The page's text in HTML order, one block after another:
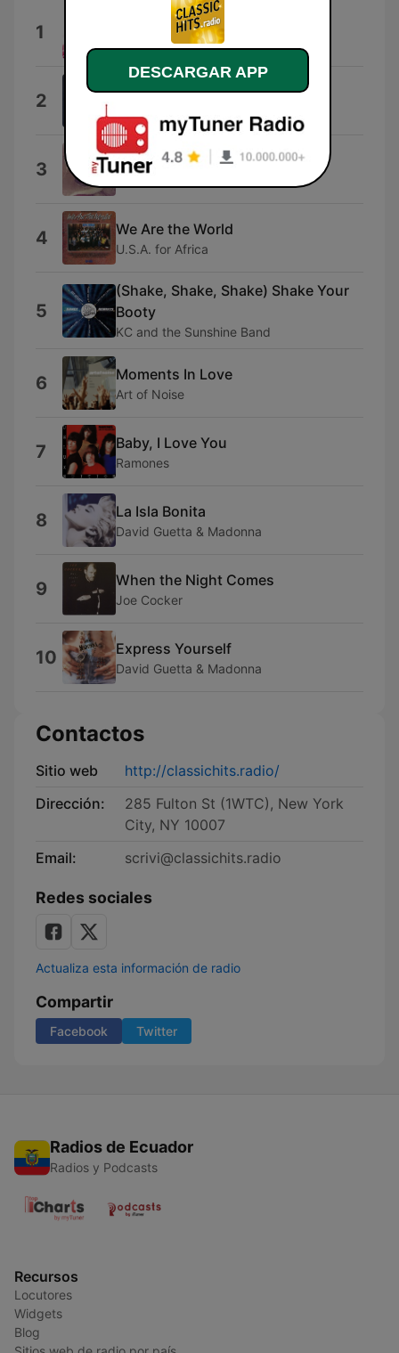
1 70/80/90
2 Oroscopo Di Oggi
3 traccia 32
4 We Are the World
U.S.A. for Africa
5
(Shake, Shake, Shake) Shake Your
Booty
KC and the Sunshine Band
6 Moments In Love
Art of Noise
7 Baby, I Love You
Ramones
8 La Isla Bonita
David Guetta & Madonna
9 When the Night Comes
Joe Cocker
10 Express Yourself
David Guetta & Madonna
Contactos
Sitio web
http://classichits.radio/
Dirección:
285 Fulton St (1WTC), New York
City, NY 10007
Email:
scrivi@classichits.radio
Redes sociales
Actualiza esta información de radio
Compartir
Facebook Twitter
Radios de Ecuador
Radios y Podcasts
Recursos
Locutores
Widgets
Blog
DESCARGAR APP